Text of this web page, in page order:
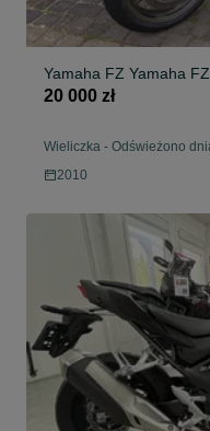
Yamaha FZ Yamaha
20 000 zł
Wieliczka - Odświeżono
2010